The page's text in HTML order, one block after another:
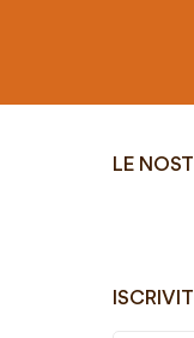
LE